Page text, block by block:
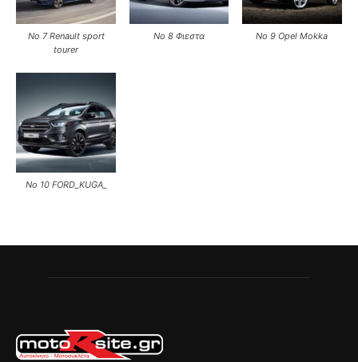
Νο 7 Renault sport
tourer
Νο 8 Φιεστα Νο 9 Opel Mokka
No 10 FORD_KUGA_